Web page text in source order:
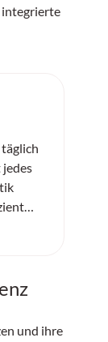
integrierte
und ihre